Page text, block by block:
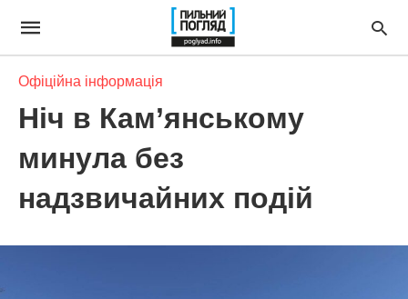
Офіційна інформація
Ніч в Кам’янському
минула без
надзвичайних подій